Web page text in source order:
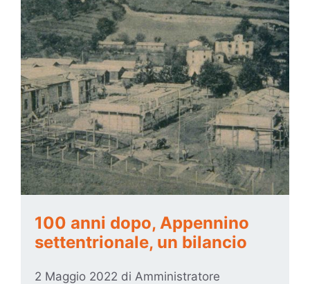
100 anni dopo, Appennino
settentrionale, un bilancio
2 Maggio 2022 di Amministratore